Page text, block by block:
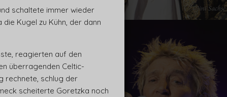
schaltete immer wieder
Kugel zu Kühn, der dann
reagierten auf den
überragenden Celtic-
rechnete, schlug der
scheiterte Goretzka noch